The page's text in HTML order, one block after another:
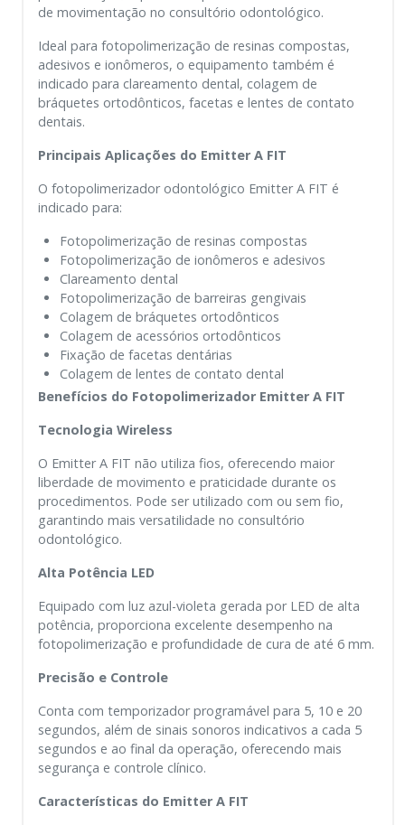
de movimentação no consultório odontológico.
Ideal para fotopolimerização de resinas compostas,
adesivos e ionômeros, o equipamento também é
indicado para clareamento dental, colagem de
bráquetes ortodônticos, facetas e lentes de contato
dentais.
Principais Aplicações do Emitter A FIT
O fotopolimerizador odontológico Emitter A FIT é
indicado para:
Fotopolimerização de resinas compostas
Fotopolimerização de ionômeros e adesivos
Clareamento dental
Fotopolimerização de barreiras gengivais
Colagem de bráquetes ortodônticos
Colagem de acessórios ortodônticos
Fixação de facetas dentárias
Colagem de lentes de contato dental
Benefícios do Fotopolimerizador Emitter A FIT
Tecnologia Wireless
O Emitter A FIT não utiliza fios, oferecendo maior
liberdade de movimento e praticidade durante os
procedimentos. Pode ser utilizado com ou sem fio,
garantindo mais versatilidade no consultório
odontológico.
Alta Potência LED
Equipado com luz azul-violeta gerada por LED de alta
potência, proporciona excelente desempenho na
fotopolimerização e profundidade de cura de até 6 mm.
Precisão e Controle
Conta com temporizador programável para 5, 10 e 20
segundos, além de sinais sonoros indicativos a cada 5
segundos e ao final da operação, oferecendo mais
segurança e controle clínico.
Características do Emitter A FIT